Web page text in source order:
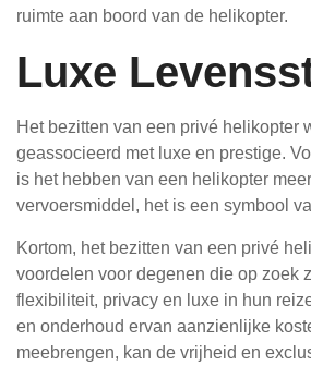
ruimte aan boord van de helikopter.
Luxe
Het bezitten van een privé helikopter
geassocieerd met luxe en prestige.
is het hebben van een helikopter
vervoersmiddel, het is een symbool
Kortom, het bezitten van een privé
voordelen voor degenen die op zoek
flexibiliteit, privacy en luxe in hun
en onderhoud ervan aanzienlijke
meebrengen, kan de vrijheid en